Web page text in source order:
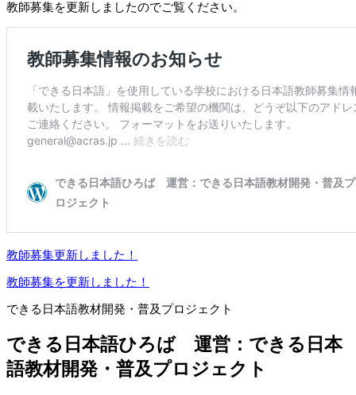
教師募集を更新しましたのでご覧ください。
教師募集更新しました！
教師募集を更新しました！
できる日本語教材開発・普及プロジェクト
できる日本語ひろば 運営：できる日本
語教材開発・普及プロジェクト